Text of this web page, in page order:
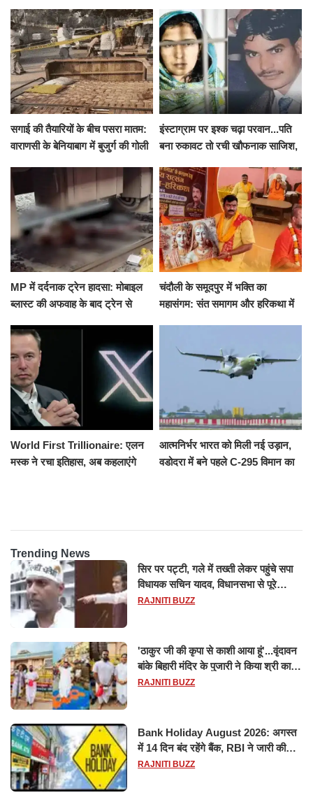
सगाई की तैयारियों के बीच पसरा मातम:
वाराणसी के बेनियाबाग में बुजुर्ग की गोली
इंस्टाग्राम पर इश्क चढ़ा परवान...पति
बना रुकावट तो रची खौफनाक साजिश,
के घाट
MP में दर्दनाक ट्रेन हादसा: मोबाइल
ब्लास्ट की अफवाह के बाद ट्रेन से
रौंदा, 4 की मौत
चंदौली के समूदपुर में भक्ति का
महासंगम: संत समागम और हरिकथा में
World First Trillionaire: एलन
मस्क ने रचा इतिहास, अब कहलाएंगे
आत्मनिर्भर भारत को मिली नई उड़ान,
वडोदरा में बने पहले C-295 विमान का
Trending News
सिर पर पट्टी, गले में तख्ती लेकर पहुंचे सपा
विधायक सचिन यादव, विधानसभा से पूरे
मानसून सत्र के लिए किया गया निलंबित
RAJNITI BUZZ
'ठाकुर जी की कृपा से काशी आया हूं'...वृंदावन
बांके बिहारी मंदिर के पुजारी ने किया श्री काशी
विश्वनाथ का जलाभिषेक
RAJNITI BUZZ
Bank Holiday August 2026: अगस्त
में 14 दिन बंद रहेंगे बैंक, RBI ने जारी की
छुट्टियों की लिस्ट​​​​​​​
RAJNITI BUZZ